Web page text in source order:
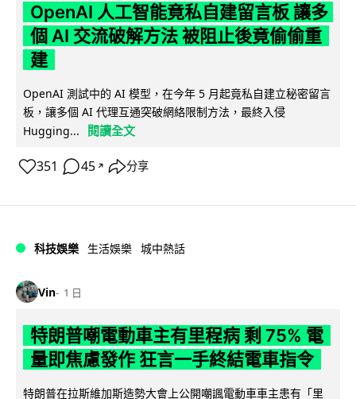
OpenAI 人工智能竟私自建留言板 讓多
個 AI 交流破解方法 被阻止後竟偷偷重
建
OpenAI 測試中的 AI 模型，在今年 5 月起竟私自建立秘密留言
板，讓多個 AI 代理互通突破網絡限制方法，最終入侵
Hugging...
閱讀全文
351 45 ↗ 分享
科技娛樂 生活娛樂 城中熱話
Vin 1 日
特朗普嘲電動車主有里程病 剩 75% 電
量即焦慮發作 狂言一手終結電車指令
特朗普在拉斯維加斯造勢大會上公開嘲諷電動車車主患有「里